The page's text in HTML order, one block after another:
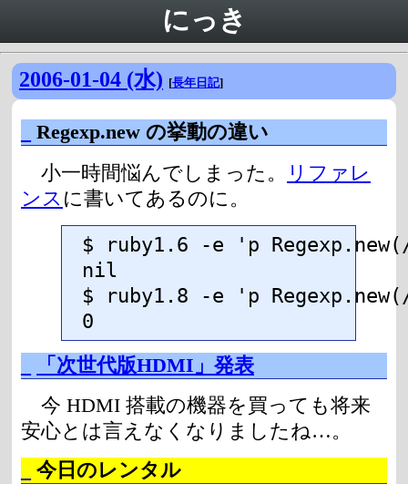
にっき
2006-01-04 (水) [長年日記]
Regexp.new の挙動の違い
小一時間悩んでしまった。
リファレ
ンス に書いてあるのに。
$ ruby1.6 -e 'p
nil
$ ruby1.8 -e 'p
0
「次世代版HDMI」発表
今 HDMI 搭載の機器を買っても将来
安心とは言えなくなりましたね…。
今日のレンタル